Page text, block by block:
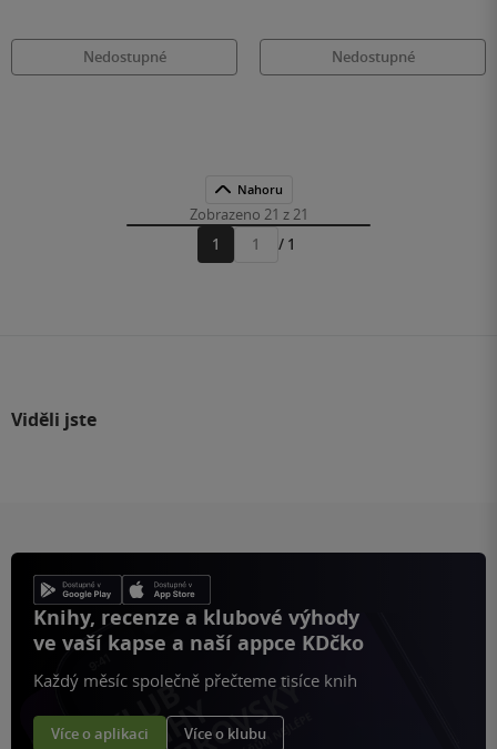
Nedostupné Nedostupné
Nahoru
Zobrazeno 21 z 21
1
Přejít
/ 1
Viděli jste
Knihy, recenze a klubové výhody
ve vaší kapse a naší appce KDčko
Každý měsíc společně přečteme tisíce knih
Více o aplikaci Více o klubu